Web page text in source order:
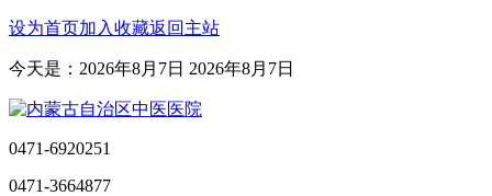
设为首页加入收藏返回主站
今天是：2026年8月7日 2026年8月7日
0471-6920251
0471-3664877